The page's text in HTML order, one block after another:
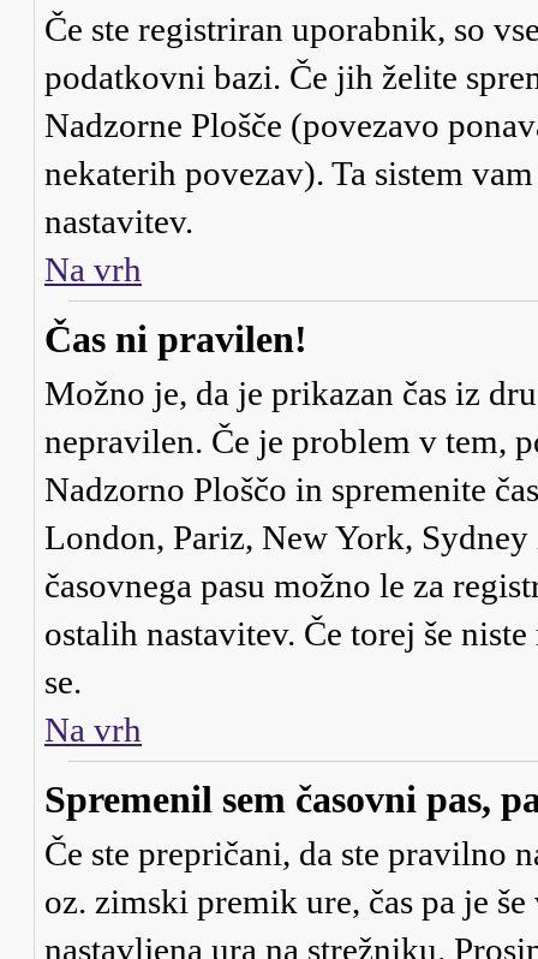
Če ste registriran uporabnik, so
podatkovni bazi. Če jih želite
Nadzorne Plošče (povezavo
nekaterih povezav). Ta sistem
nastavitev.
Na vrh
Čas ni pravilen!
Možno je, da je prikazan čas iz
nepravilen. Če je problem v tem,
Nadzorno Ploščo in spremenite
London, Pariz, New York,
časovnega pasu možno le za
ostalih nastavitev. Če torej še
se.
Na vrh
Spremenil sem časovni pas,
Če ste prepričani, da ste pravilno
oz. zimski premik ure, čas pa je
nastavljena ura na strežniku.